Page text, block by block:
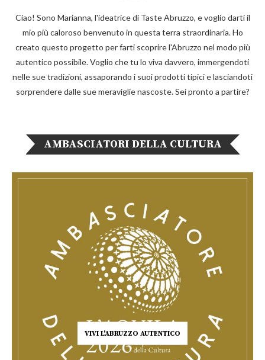
Ciao! Sono Marianna, l'ideatrice di Taste Abruzzo, e voglio darti il
mio più caloroso benvenuto in questa terra straordinaria. Ho
creato questo progetto per farti scoprire l'Abruzzo nel modo più
autentico possibile. Voglio che tu lo viva davvero, immergendoti
nelle sue tradizioni, assaporando i suoi prodotti tipici e lasciandoti
sorprendere dalle sue meraviglie nascoste. Sei pronto a partire?
AMBASCIATORI DELLA CULTURA
VIVI L'ABRUZZO AUTENTICO